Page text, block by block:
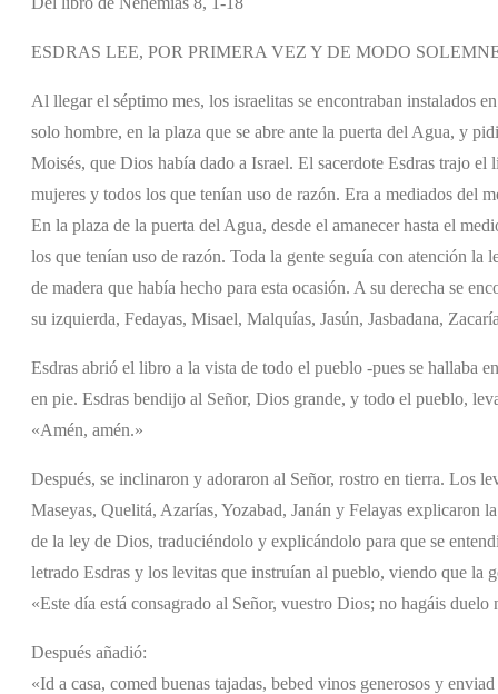
ESDRAS LEE, POR PRIMERA VEZ Y DE MODO
Al llegar el séptimo mes, los israelitas se encontraban instalados
solo hombre, en la plaza que se abre ante la puerta del Agua, y
Moisés, que Dios había dado a Israel. El sacerdote Esdras trajo el
mujeres y todos los que tenían uso de razón. Era a mediados del
En la plaza de la puerta del Agua, desde el amanecer hasta el
los que tenían uso de razón. Toda la gente seguía con atención la
de madera que había hecho para esta ocasión. A su derecha se
su izquierda, Fedayas, Misael, Malquías, Jasún, Jasbadana,
Esdras abrió el libro a la vista de todo el pueblo -pues se hallaba
en pie. Esdras bendijo al Señor, Dios grande, y todo el pueblo,
«Amén, amén.»
Después, se inclinaron y adoraron al Señor, rostro en tierra. Los
Maseyas, Quelitá, Azarías, Yozabad, Janán y Felayas explicaron
de la ley de Dios, traduciéndolo y explicándolo para que se
letrado Esdras y los levitas que instruían al pueblo, viendo que la
«Este día está consagrado al Señor, vuestro Dios; no hagáis duelo
Después añadió:
«Id a casa, comed buenas tajadas, bebed vinos generosos y